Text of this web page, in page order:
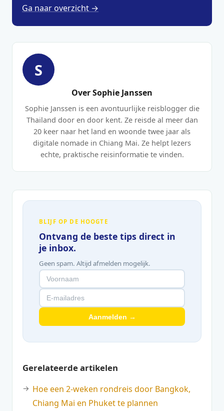
Ga naar overzicht →
S
Over Sophie Janssen
Sophie Janssen is een avontuurlijke reisblogger die
Thailand door en door kent. Ze reisde al meer dan
20 keer naar het land en woonde twee jaar als
digitale nomade in Chiang Mai. Ze helpt lezers
echte, praktische reisinformatie te vinden.
BLIJF OP DE HOOGTE
Ontvang de beste tips direct in
je inbox.
Geen spam. Altijd afmelden mogelijk.
Aanmelden →
Gerelateerde artikelen
Hoe een 2-weken rondreis door Bangkok,
Chiang Mai en Phuket te plannen